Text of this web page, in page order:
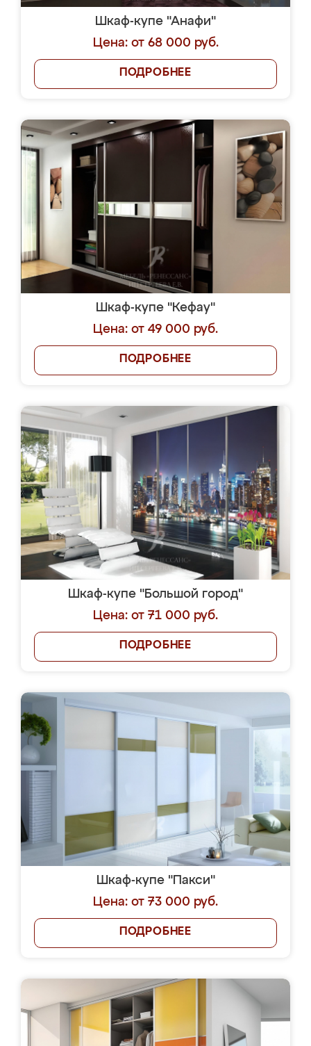
Шкаф-купе "Анафи"
Цена: от 68 000 руб.
ПОДРОБНЕЕ
Шкаф-купе "Кефау"
Цена: от 49 000 руб.
ПОДРОБНЕЕ
Шкаф-купе "Большой город"
Цена: от 71 000 руб.
ПОДРОБНЕЕ
Шкаф-купе "Пакси"
Цена: от 73 000 руб.
ПОДРОБНЕЕ